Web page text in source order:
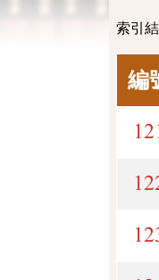
索引
編